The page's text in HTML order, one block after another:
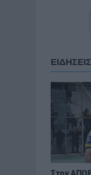
ΕΙΔΗΣΕΙΣ